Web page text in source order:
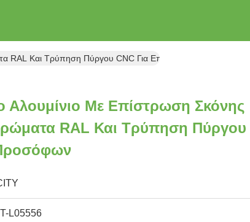
RAL Και Τρύπηση Πύργου CNC Για Επένδυση Προσόφων
Αλουμίνιο Με Επίστρωση Σκόνης
RAL Και Τρύπηση Πύργου
L05556